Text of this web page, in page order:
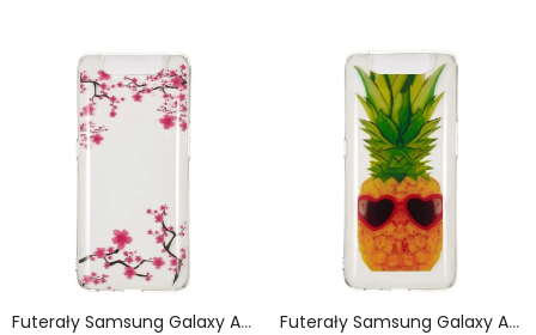
Futerały Samsung Galaxy A80 / A90 Etui Na Telefon Przezroczyste Kwitnące Drzewo Futerały Samsung Galaxy A80 / A90 Etui Na Telefon Ananas Incognito